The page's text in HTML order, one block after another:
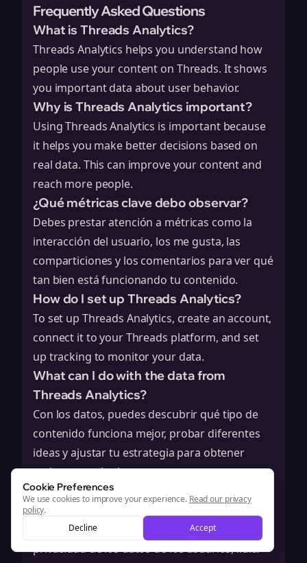
Frequently Asked Questions
What is Threads Analytics?
Threads Analytics helps you understand how
people use your content on Threads. It shows
you important data about user behavior.
Why is Threads Analytics important?
Using Threads Analytics is important because
it helps you make better decisions based on
real data. This can improve your content and
reach more people.
¿Qué métricas clave debo observar?
Debes prestar atención a métricas como la
interacción del usuario, los me gusta, las
comparticiones y los comentarios para ver qué
tan bien está funcionando tu contenido.
How do I set up Threads Analytics?
To set up Threads Analytics, create an account,
connect it to your Threads platform, and set
up tracking to monitor your data.
What can I do with the data from
Threads Analytics?
Con los datos, puedes descubrir qué tipo de
contenido funciona mejor, probar diferentes
ideas y ajustar tu estrategia para obtener
mejores resultados.
What are some common challenges with
Threads Analytics?
Algunos desafíos incluyen mantener la
privacidad de los datos de los usuarios, lidiar
Cookie Preferences
We use cookies to improve your experience. Read our privacy
policy.
Decline
Accept